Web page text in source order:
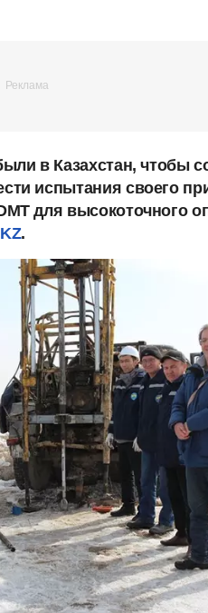
в Казахстан, чтобы
испытания своего
для высокоточного
.